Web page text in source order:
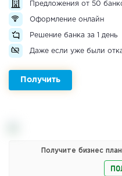
Предложения от 50
Оформление онлайн
Решение банка за 1 день
Даже если уже были
Получить
Получите бизнес